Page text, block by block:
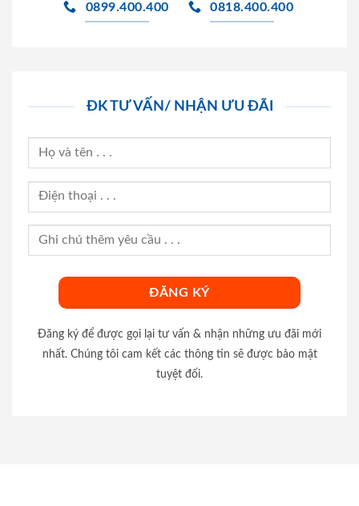
0899.400.400 0818.400.400
ĐK TƯ VẤN/ NHẬN ƯU ĐÃI
Đăng ký để được gọi lại tư vấn & nhận những ưu đãi mới
nhất. Chúng tôi cam kết các thông tin sẽ được bảo mật
tuyệt đối.